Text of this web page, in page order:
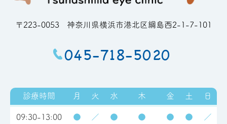
〒223-0053 神奈川県横浜市港北区綱島西2-1-7-101
045-718-5020
診療時間 月 火 水 木 金 土 日
09:30-13:00 ● ／ ● ● ● ● ／